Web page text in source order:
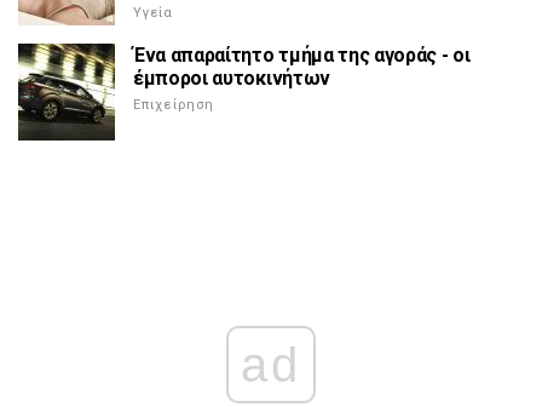
Υγεία
Ένα απαραίτητο τμήμα της αγοράς - οι
έμποροι αυτοκινήτων
Επιχείρηση
ad